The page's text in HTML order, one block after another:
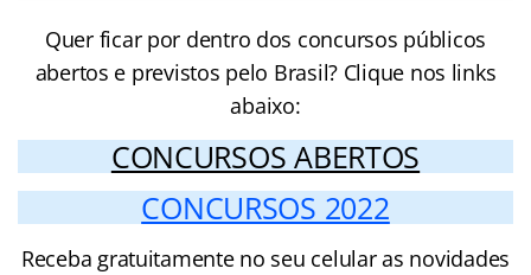
Quer ficar por dentro dos concursos públicos
abertos e previstos pelo Brasil? Clique nos links
abaixo:
CONCURSOS ABERTOS
CONCURSOS 2022
Receba gratuitamente no seu celular as novidades